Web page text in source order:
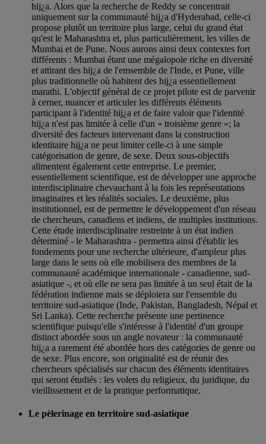
hij¿a. Alors que la recherche de Reddy se concentrait
uniquement sur la communauté hij¿a d'Hyderabad, celle-ci
propose plutôt un territoire plus large, celui du grand état
qu'est le Maharashtra et, plus particulièrement, les villes de
Mumbai et de Pune. Nous aurons ainsi deux contextes fort
différents : Mumbai étant une mégalopole riche en diversité
et attirant des hij¿a de l'emsemble de l'Inde, et Pune, ville
plus traditionnelle où habitent des hij¿a essentiellement
marathi. L'objectif général de ce projet pilote est de parvenir
à cerner, nuancer et articuler les différents éléments
participant à l'identité hij¿a et de faire valoir que l'identité
hij¿a n'est pas limitée à celle d'un « troisième genre »; la
diversité des facteurs intervenant dans la construction
identitaire hij¿a ne peut limiter celle-ci à une simple
catégorisation de genre, de sexe. Deux sous-objectifs
alimentent également cette entreprise. Le premier,
essentiellement scientifique, est de développer une approche
interdisciplinaire chevauchant à la fois les représentations
imaginaires et les réalités sociales. Le deuxième, plus
institutionnel, est de permettre le développement d'un réseau
de chercheurs, canadiens et indiens, de multiples institutions.
Cette étude interdisciplinaire restreinte à un état indien
déterminé - le Maharashtra - permettra ainsi d'établir les
fondements pour une recherche ultérieure, d'ampleur plus
large dans le sens où elle mobilisera des membres de la
communauté académique internationale - canadienne, sud-
asiatique -, et où elle ne sera pas limitée à un seul était de la
fédération indienne mais se déploiera sur l'ensemble du
territoire sud-asiatique (Inde, Pakistan, Bangladesh, Népal et
Sri Lanka). Cette recherche présente une pertinence
scientifique puisqu'elle s'intéresse à l'identité d'un groupe
distinct abordée sous un angle novateur : la communauté
hij¿a a rarement été abordée hors des catégories de genre ou
de sexe. Plus encore, son originalité est de réunir des
chercheurs spécialisés sur chacun des éléments identitaires
qui seront étudiés : les volets du religieux, du juridique, du
vieillissement et de la pratique performatique.
Le pèlerinage en territoire sud-asiatique